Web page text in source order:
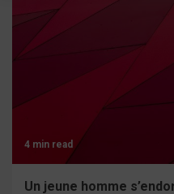
4 min read
Un jeune homme